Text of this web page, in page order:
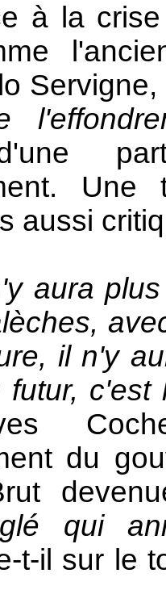
crise
aussi
aura
il n'y
futur,
du
qui
t-il sur le